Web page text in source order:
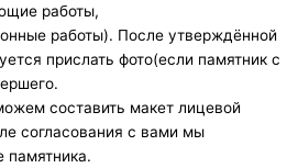
работы,
работы). После утверждённой
прислать фото(если памятник с
составить макет лицевой
согласования с вами мы
памятника.